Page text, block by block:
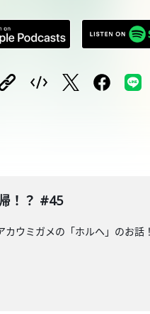
！？ #45
ウミガメの「ホルヘ」のお